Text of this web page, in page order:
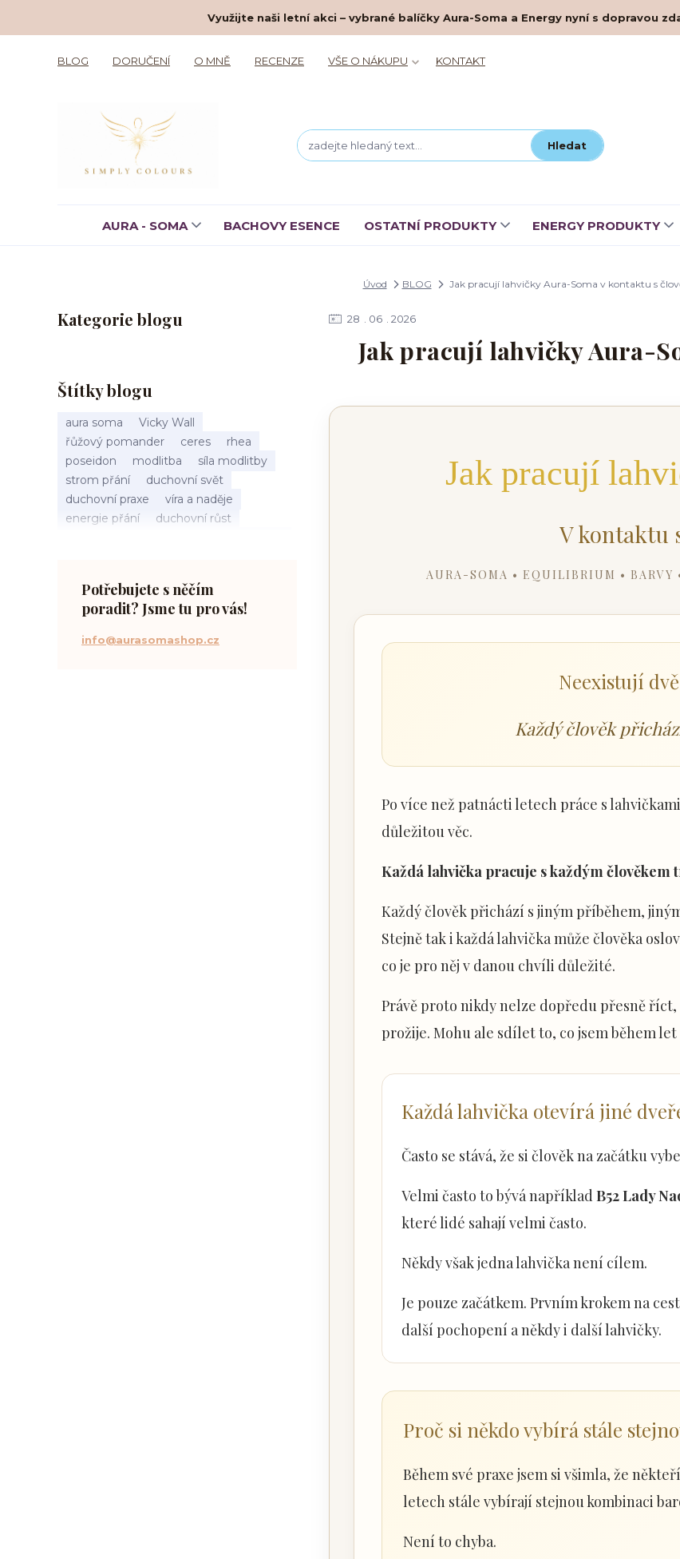
Využijte naši letní akci – vybrané balíčky Aura-Soma a Energy nyní s dopravou
BLOG DORUČENÍ O MNĚ RECENZE VŠE O NÁKUPU KONTAKT
Hledat
AURA - SOMA BACHOVY ESENCE OSTATNÍ PRODUKTY ENERGY PRODUKTY
Úvod BLOG Jak pracují lahvičky Aura-Soma v kontaktu s
Kategorie blogu
Štítky blogu
aura soma
Vicky Wall
řůžový pomander
ceres
rhea
poseidon
modlitba
síla modlitby
strom přání
duchovní svět
duchovní praxe
víra a naděje
energie přání
duchovní růst
práce s energiemi
přání a manifestace
Potřebujete s něčím
poradit? Jsme tu pro vás!
info@aurasomashop.cz
28 06 2026
Jak pracují lahvičky Aura-
Jak pracují
V kontaktu
AURA-SOMA • EQUILIBRIUM • BARVY
Neexistují
Každý člověk
Po více než patnácti letech práce s
důležitou věc.
Každá lahvička pracuje s každým člověkem
Každý člověk přichází s jiným příběhem,
Stejně tak i každá lahvička může člověka
co je pro něj v danou chvíli důležité.
Právě proto nikdy nelze dopředu přesně
prožije. Mohu ale sdílet to, co jsem během let
Každá lahvička otevírá jiné
Často se stává, že si člověk na začátku
Velmi často to bývá napříkladB52 Lady
které lidé sahají velmi často.
Někdy však jedna lahvička není cílem.
Je pouze začátkem. Prvním krokem na
další pochopení a někdy i další lahvičky.
Proč si někdo vybírá stále
Během své praxe jsem si všimla, že
letech stále vybírají stejnou kombinaci
Není to chyba.